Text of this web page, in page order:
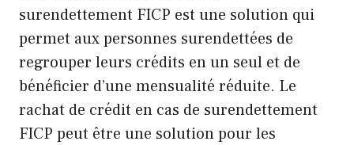
surendettement FICP est une solution qui
permet aux personnes surendettées de
regrouper leurs crédits en un seul et de
bénéficier d’une mensualité réduite. Le
rachat de crédit en cas de surendettement
FICP peut être une solution pour les